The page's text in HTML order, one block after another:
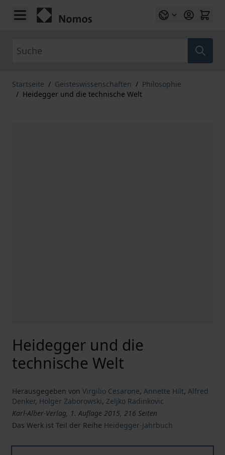
Zum Inhalt springen
Startseite / Geisteswissenschaften / Philosophie
/ Heidegger und die technische Welt
Heidegger und die
technische Welt
Herausgegeben von Virgilio Cesarone, Annette Hilt, Alfred
Denker, Holger Zaborowski, Zeljko Radinkovic
Karl-Alber-Verlag, 1. Auflage 2015, 216 Seiten
Das Werk ist Teil der Reihe Heidegger-Jahrbuch